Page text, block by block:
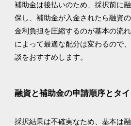
補助金は後払いのため、採択前に
保し、補助金が入金されたら融資
金利負担を圧縮するのが基本の流
によって最適な配分は変わるので
談をおすすめします。
融資と補助金の申請順序とタ
採択結果は不確実なため、基本は